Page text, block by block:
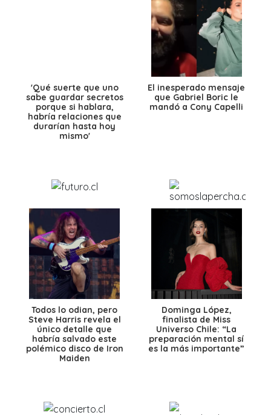
'Qué suerte que uno
sabe guardar secretos
porque si hablara,
habría relaciones que
durarían hasta hoy
mismo'
El inesperado mensaje
que Gabriel Boric le
mandó a Cony Capelli
Todos lo odian, pero
Steve Harris revela el
único detalle que
habría salvado este
polémico disco de Iron
Maiden
Dominga López,
finalista de Miss
Universo Chile: “La
preparación mental sí
es la más importante”